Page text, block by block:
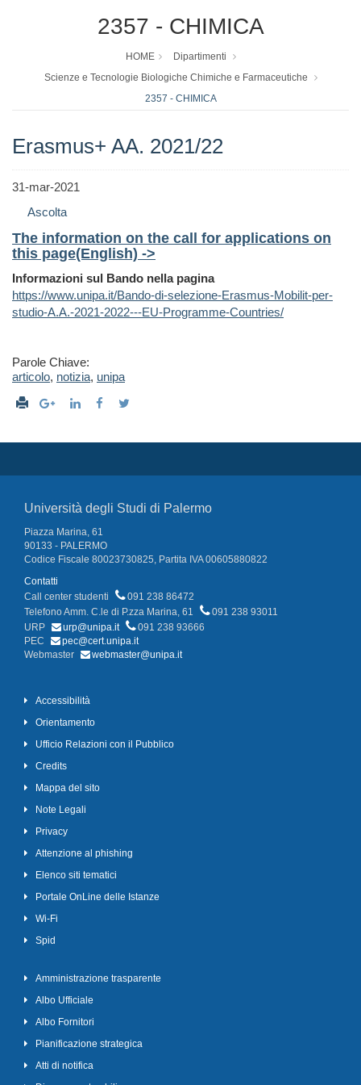
2357 - CHIMICA
HOME
Dipartimenti
Scienze e Tecnologie Biologiche Chimiche e Farmaceutiche
2357 - CHIMICA
Erasmus+ AA. 2021/22
31-mar-2021
Ascolta
The information on the call for applications on
this page(English) ->
Informazioni sul Bando nella pagina
https://www.unipa.it/Bando-di-selezione-Erasmus-Mobilit-per-
studio-A.A.-2021-2022---EU-Programme-Countries/
Parole Chiave:
articolo, notizia, unipa
Università degli Studi di Palermo
Piazza Marina, 61
90133 - PALERMO
Codice Fiscale 80023730825, Partita IVA 00605880822
Contatti
Call center studenti
091 238 86472
Telefono Amm. C.le di P.zza Marina, 61
091 238 93011
URP
urp@unipa.it
091 238 93666
PEC
pec@cert.unipa.it
Webmaster
webmaster@unipa.it
Accessibilità
Orientamento
Ufficio Relazioni con il Pubblico
Credits
Mappa del sito
Note Legali
Privacy
Attenzione al phishing
Elenco siti tematici
Portale OnLine delle Istanze
Wi-Fi
Spid
Amministrazione trasparente
Albo Ufficiale
Albo Fornitori
Pianificazione strategica
Atti di notifica